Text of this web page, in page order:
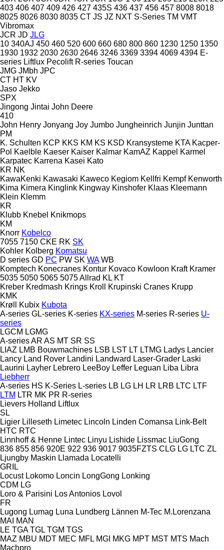
403 406 407 409 426 427 435S 436 437 456 457 8008 8018
8025 8026 8030 8035 CT JS JZ NXT S-Series TM VMT
Vibromax
JCR JD JLG
10 340AJ 450 460 520 600 660 680 800 860 1230 1250 1350
1930 1932 2030 2630 2646 3246 3369 3394 4069 4394 E-
series Liftlux Pecolift R-series Toucan
JMG JMbh JPC
CT HT KV
Jaso Jekko
SPX
Jingong Jintai John Deere
410
John Henry Jonyang Joy Jumbo Jungheinrich Junjin Junttan
PM
K. Schulten KCP KKS KM KS KSD Kransysteme KTA Kacper-
Pol Kaelble Kaeser Kaiser Kalmar KamAZ Kappel Karmel
Karpatec Karrena Kasei Kato
KR NK
KawaKenki Kawasaki Kaweco Kegiom Kellfri Kempf Kenworth
Kima Kimera Kinglink Kingway Kinshofer Klaas Kleemann
Klein Klemm
KR
Klubb Knebel Knikmops
KM
Knorr Kobelco
7055 7150 CKE RK SK
Kohler Kolberg Komatsu
D series GD PC PW SK WA WB
Komptech Konecranes Kontur Kovaco Kowloon Kraft Kramer
5035 5050 5065 5075Allrad KL KT
Kreber Kredmash Krings Kroll Krupinski Cranes Krupp
KMK
Krøll
Kubix Kubota
A-series GL-series K-series KX-series M-series R-series U-
series
LGCM LGMG
A-seriesAR AS MT SR SS
LIAZ LMB Bouwmachines LSB LST LT LTMG Ladys Lancier
Lancy Land Rover Landini Landward Laser-Grader Laski
Laurini Layher Lebrero LeeBoy Leffer Leguan Liba Libra
Liebherr
A-series HS K-Series L-series LB LG LH LR LRB LTC LTF
LTM LTR MK PR R-series
Lievers Holland Liftlux
SL
Ligier Lilleseth Limetec Lincoln Linden Comansa Link-Belt
HTC RTC
Linnhoff & Henne Lintec Linyu Lishide Lissmac LiuGong
836 855 856 920E 922 936 9017 9035FZTS CLG LG LTC ZL
Ljungby Maskin Llamada Locatelli
GRIL
Locust Lokomo Loncin LongGong Lonking
CDM LG
Loro & Parisini Los Antonios Lovol
FR
Lugong Lumag Luna Lundberg Lännen M-Tec M.Lorenzana
MAI MAN
LE TGA TGL TGM TGS
MAZ MBU MDT MEC MFL MGI MKG MPT MST MTS Mach
Machpro